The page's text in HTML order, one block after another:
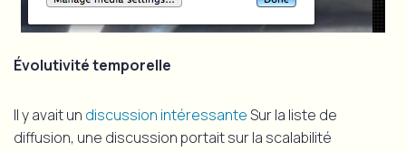
Évolutivité temporelle
Il y avait un discussion intéressanteSur la liste de
diffusion, une discussion portait sur la scalabilité